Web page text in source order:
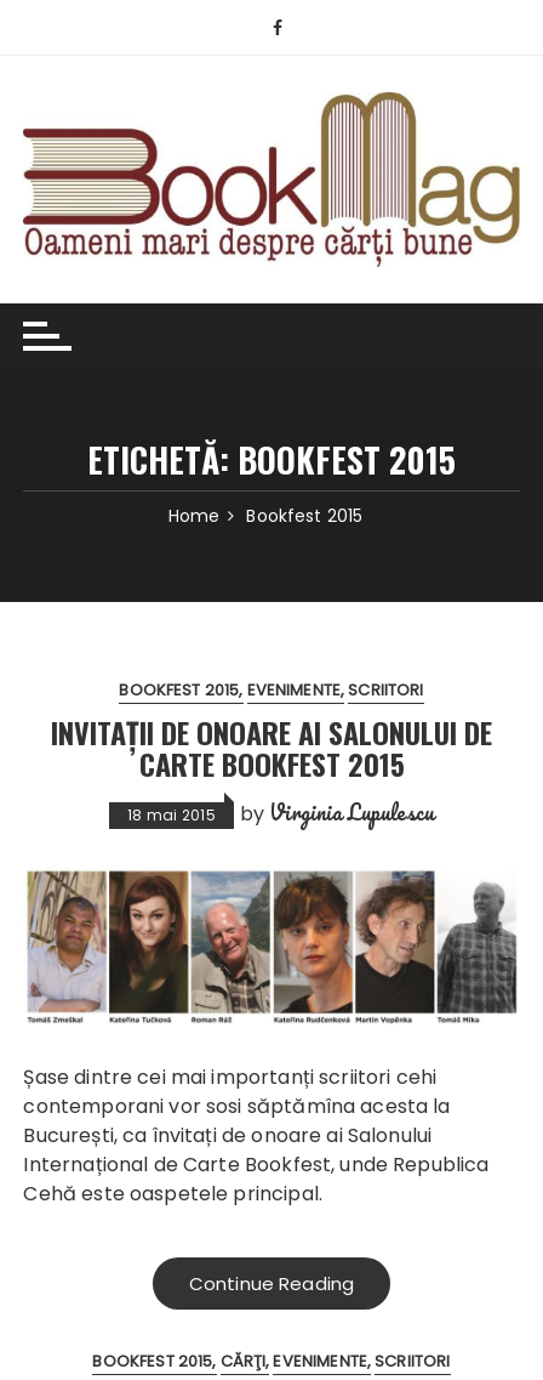
ETICHETĂ: BOOKFEST 2015
Home Bookfest 2015
BOOKFEST 2015 EVENIMENTE SCRIITORI
INVITAȚII DE ONOARE AI SALONULUI DE
CARTE BOOKFEST 2015
18 mai 2015 by Virginia Lupulescu
Șase dintre cei mai importanți scriitori cehi
contemporani vor sosi săptămîna acesta la
București, ca învitați de onoare ai Salonului
Internațional de Carte Bookfest, unde Republica
Cehă este oaspetele principal.
Continue Reading
BOOKFEST 2015 CĂRŢI EVENIMENTE SCRIITORI